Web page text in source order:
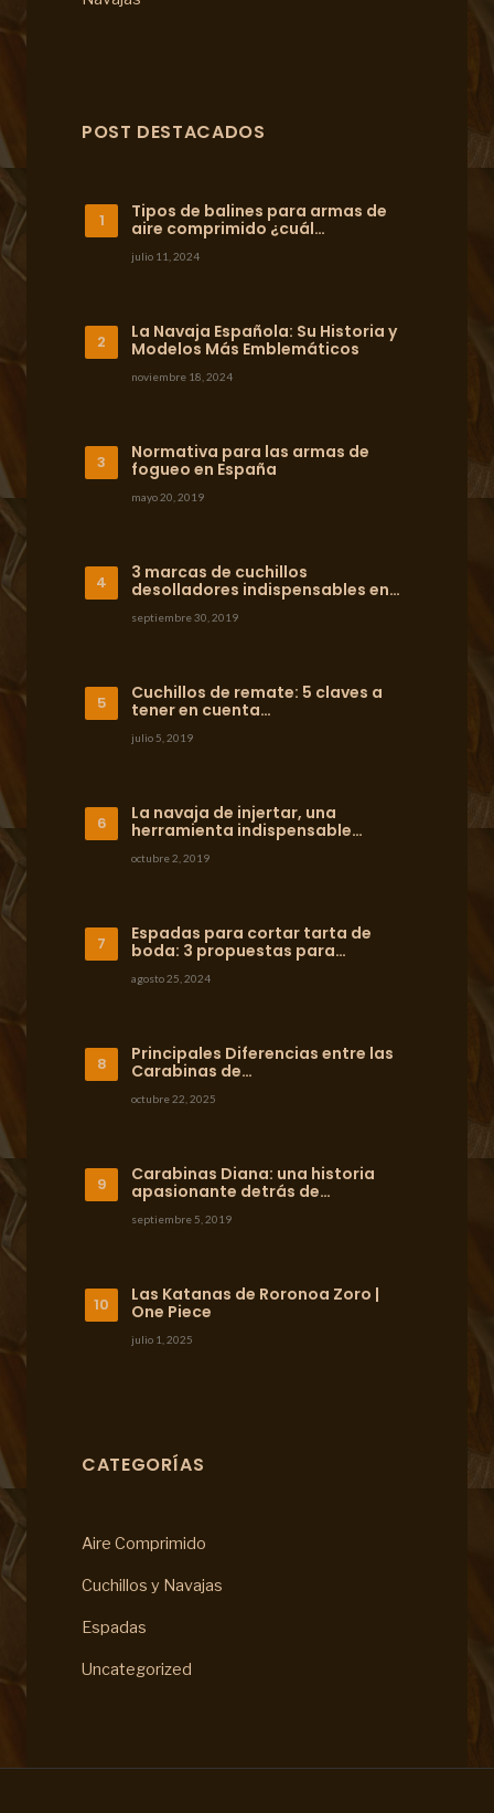
POST DESTACADOS
Tipos de balines para armas de
aire comprimido ¿cuál…
julio 11, 2024
La Navaja Española: Su Historia y
Modelos Más Emblemáticos
noviembre 18, 2024
Normativa para las armas de
fogueo en España
mayo 20, 2019
3 marcas de cuchillos
desolladores indispensables en…
septiembre 30, 2019
Cuchillos de remate: 5 claves a
tener en cuenta…
julio 5, 2019
La navaja de injertar, una
herramienta indispensable…
octubre 2, 2019
Espadas para cortar tarta de
boda: 3 propuestas para…
agosto 25, 2024
Principales Diferencias entre las
Carabinas de…
octubre 22, 2025
Carabinas Diana: una historia
apasionante detrás de…
septiembre 5, 2019
Las Katanas de Roronoa Zoro |
One Piece
julio 1, 2025
CATEGORÍAS
Aire Comprimido
Cuchillos y Navajas
Espadas
Uncategorized